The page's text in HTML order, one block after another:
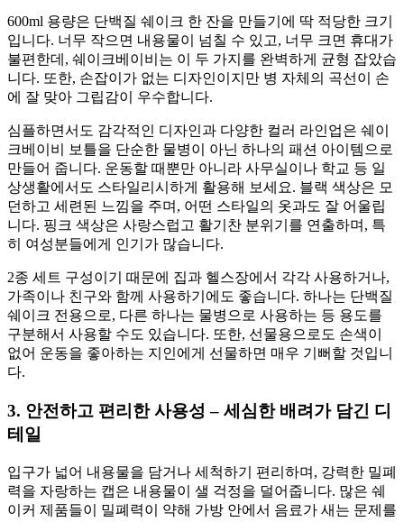
600ml 용량은 단백질 쉐이크 한 잔을 만들기에 딱 적당한 크기
입니다. 너무 작으면 내용물이 넘칠 수 있고, 너무 크면 휴대가
불편한데, 쉐이크베이비는 이 두 가지를 완벽하게 균형 잡았습
니다. 또한, 손잡이가 없는 디자인이지만 병 자체의 곡선이 손
에 잘 맞아 그립감이 우수합니다.
심플하면서도 감각적인 디자인과 다양한 컬러 라인업은 쉐이
크베이비 보틀을 단순한 물병이 아닌 하나의 패션 아이템으로
만들어 줍니다. 운동할 때뿐만 아니라 사무실이나 학교 등 일
상생활에서도 스타일리시하게 활용해 보세요. 블랙 색상은 모
던하고 세련된 느낌을 주며, 어떤 스타일의 옷과도 잘 어울립
니다. 핑크 색상은 사랑스럽고 활기찬 분위기를 연출하며, 특
히 여성분들에게 인기가 많습니다.
2종 세트 구성이기 때문에 집과 헬스장에서 각각 사용하거나,
가족이나 친구와 함께 사용하기에도 좋습니다. 하나는 단백질
쉐이크 전용으로, 다른 하나는 물병으로 사용하는 등 용도를
구분해서 사용할 수도 있습니다. 또한, 선물용으로도 손색이
없어 운동을 좋아하는 지인에게 선물하면 매우 기뻐할 것입니
다.
3. 안전하고 편리한 사용성 – 세심한 배려가 담긴 디
테일
입구가 넓어 내용물을 담거나 세척하기 편리하며, 강력한 밀폐
력을 자랑하는 캡은 내용물이 샐 걱정을 덜어줍니다. 많은 쉐
이커 제품들이 밀폐력이 약해 가방 안에서 음료가 새는 문제를